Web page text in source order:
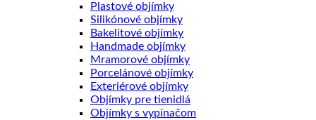
Plastové objímky
Silikónové objímky
Bakelitové objímky
Handmade objímky
Mramorové objímky
Porcelánové objímky
Exteriérové objímky
Objímky pre tienidlá
Objímky s vypínačom